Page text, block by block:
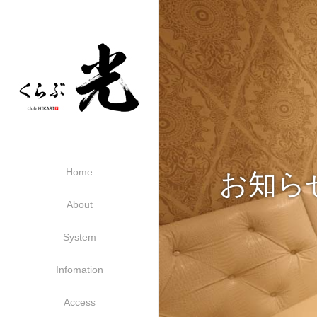
Home
About
System
Infomation
Access
お知ら